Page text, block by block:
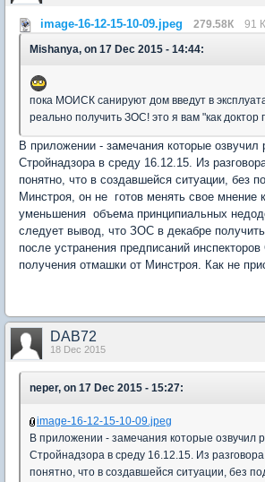
image-16-12-15-10-09.jpeg 279.58К 91
Mishanya, on 17 Dec 2015 - 14:44:
пока МОИСК санируют дом введут в
реально получить ЗОС! это я вам "как доктор
В приложении - замечания которые озвучил
Стройнадзора в среду 16.12.15. Из
понятно, что в создавшейся ситуации, без
Минстроя, он не готов менять свое мнение
уменьшения объема принципиальных
следует вывод, что ЗОС в декабре
после устранения предписаний
получения отмашки от Минстроя. Как не
DAB72
18 Dec 2015
neper, on 17 Dec 2015 - 15:27:
image-16-12-15-10-09.jpeg
В приложении - замечания которые озвучил
Стройнадзора в среду 16.12.15. Из
понятно, что в создавшейся ситуации, без